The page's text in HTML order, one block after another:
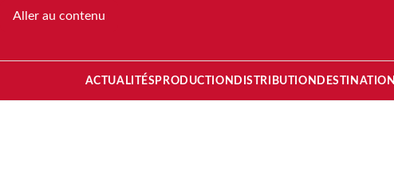
Aller au contenu
ACTUALITÉS PRODUCTION DISTRIBUTION DESTINATION